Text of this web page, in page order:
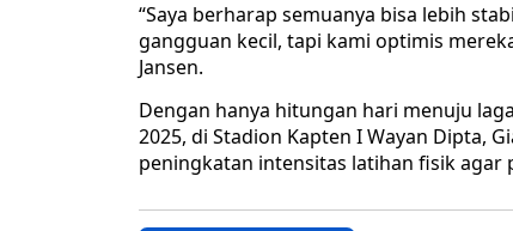
“Saya berharap semuanya bisa lebih
gangguan kecil, tapi kami optimis
Jansen.
Dengan hanya hitungan hari menuju
2025, di Stadion Kapten I Wayan Dipta,
peningkatan intensitas latihan fisik